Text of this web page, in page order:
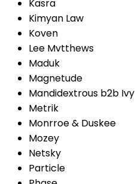
Kasra
Kimyan Law
Koven
Lee Mvtthews
Maduk
Magnetude
Mandidextrous b2b Ivy
Metrik
Monrroe & Duskee
Mozey
Netsky
Particle